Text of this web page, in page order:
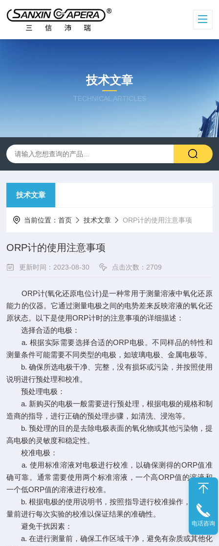
技术文章
TECHNICAL ARTICLES
技术文章
当前位置：首页 技术文章 ORP计的使用注意事项
ORP计的使用注意事项
更新时间：2023-08-30 点击次数：2709
ORP计(氧化还原电位计)是一种常用于测量溶液中氧化还原
能力的仪器。它通过测量电极之间的电势差来反映溶液的氧化还
原状态。以下是使用ORP计时的注意事项的详细描述：
选择合适的电极：
a. 根据实际需要选择合适的ORP电极。不同样品的特性和
测量条件可能需要不同类型的电极，如玻璃电极、金属电极等。
b. 确保所选电极干净、完整，没有损坏或污染，并按照使用
说明进行预处理和校准。
预处理电极：
a. 新购买的电极一般需要进行预处理，根据电极的规格和制
造商的指导，进行正确的预处理步骤，如清洗、浸泡等。
b. 预处理的目的是去除电极表面的氧化物或其他污染物，提
高电极的灵敏度和稳定性。
校准电极：
a. 使用标准溶液对电极进行校准，以确保测得的ORP值准
确可靠。通常需要使用两个标准溶液，一个高ORP值的溶液和
一个低ORP值的溶液进行校准。
b. 根据电极的使用说明书，按照指导进行校准操作，并在测
量前进行每次实验的校准以保证结果的准确性。
避免干扰因素：
a. 在进行测量前，确保工作区域干净，避免有杂质或其他化
电话咨询